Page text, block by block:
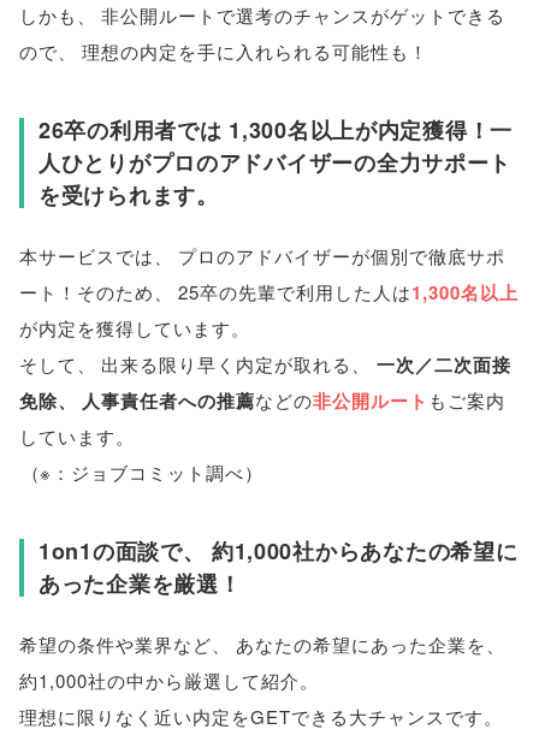
しかも
非公開ルートで選考のチャンスがゲットできる
ので
理想の内定を手に入れられる可能性も！
26卒の利用者では 1,300名以上が内定獲得！一
人ひとりがプロのアドバイザーの全力サポート
を受けられます。
本サービスでは
プロのアドバイザーが個別で徹底サポ
ート！そのため
25卒の先輩で利用した人は1,300名以上
が内定を獲得しています。
そして
出来る限り早く内定が取れる
一次／二次面接
免除、 人事責任者への推薦などの非公開ルート もご案内
しています。
（※：ジョブコミット調べ）
1on1の面談で、
約1,000社からあなたの希望に
あった企業を厳選！
希望の条件や業界など あなたの希望にあった企業を
約1,000社の中から厳選して紹介。
理想に限りなく近い内定をGETできる大チャンスです。